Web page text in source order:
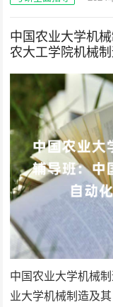
中国农业大学机
农大工学院机械
中国农业大学机械
业大学机械制造及